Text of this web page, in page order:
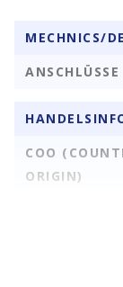
MECHNICS/
ANSCHLÜSSE
COO
ORIGIN)
SONSTIGE